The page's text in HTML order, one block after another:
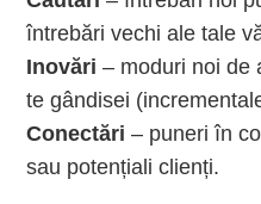
întrebări vechi ale tale
Inovări– moduri noi de
te gândisei
Conectări – puneri în
sau potențiali clienți.